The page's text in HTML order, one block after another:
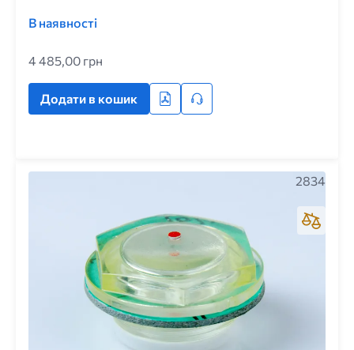
В наявності
4 485,00 грн
Додати в кошик
2834